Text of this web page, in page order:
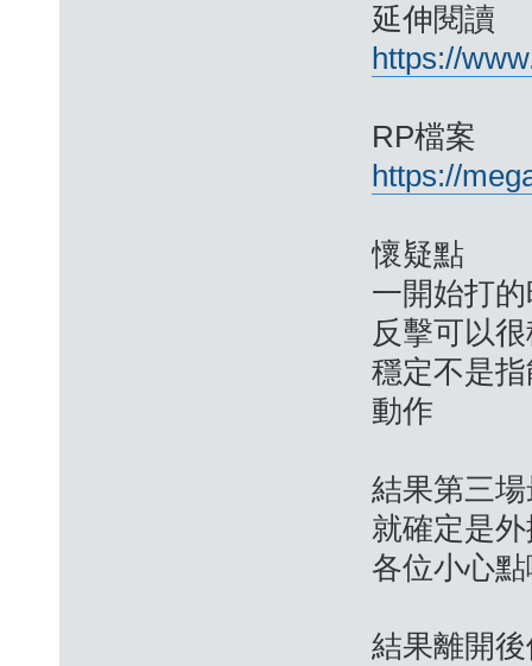
延伸閱讀
https://
RP檔案
https://
懷疑點
一開始打
反擊可以
穩定不是
動作
結果第三
就確定是
各位小心
結果離開